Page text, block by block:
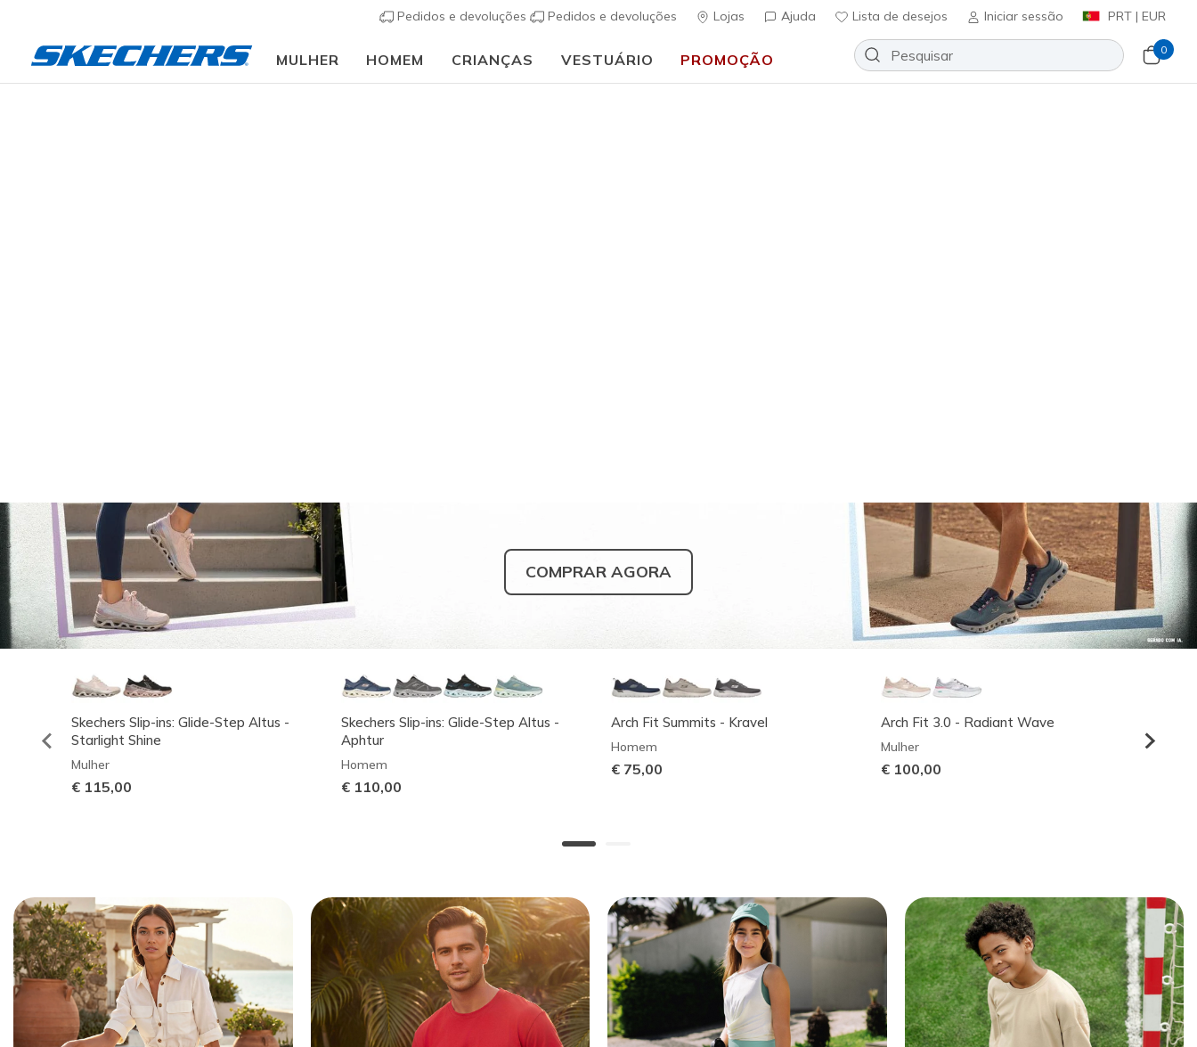
Pedidos e devoluções Pedidos e devoluções Lojas Ajuda Lista de desejos Iniciar sessão PRT | EUR
MULHER HOMEM CRIANÇAS VESTUÁRIO PROMOÇÃO
0
COMPRAR AGORA
Skechers Slip-ins: Glide-Step Altus -
Starlight Shine
Mulher
€ 115,00
Skechers Slip-ins: Glide-Step Altus -
Aphtur
Homem
€ 110,00
Arch Fit Summits - Kravel
Homem
€ 75,00
Arch Fit 3.0 - Radiant Wave
Mulher
€ 100,00
Homem